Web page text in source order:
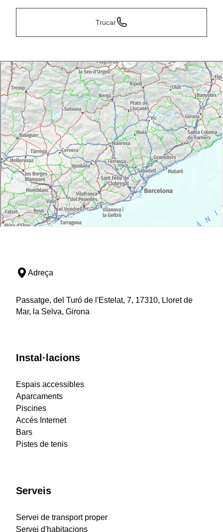
Trucar
Adreça
Passatge, del Turó de l'Estelat, 7, 17310, Lloret de
Mar, la Selva, Girona
Instal·lacions
Espais accessibles
Aparcaments
Piscines
Accés Internet
Bars
Pistes de tenis
Serveis
Servei de transport proper
Servei d'habitacions